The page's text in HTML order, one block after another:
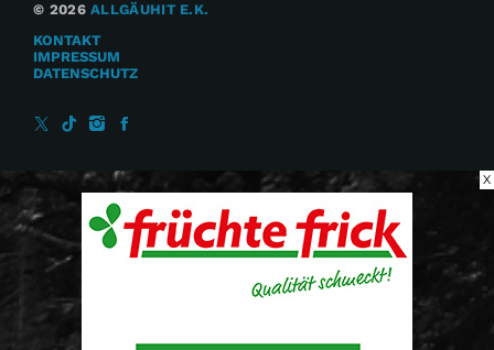
© 2026ALLGÄUHIT E.K.
KONTAKT
IMPRESSUM
DATENSCHUTZ
X